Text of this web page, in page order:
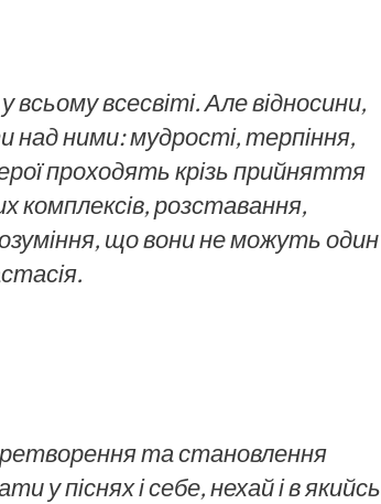
всесвіті. Але відносини,
над ними: мудрості, терпіння,
проходять крізь прийняття
комплексів, розставання,
що вони не можуть один
та становлення
у піснях і себе, нехай і в якийсь